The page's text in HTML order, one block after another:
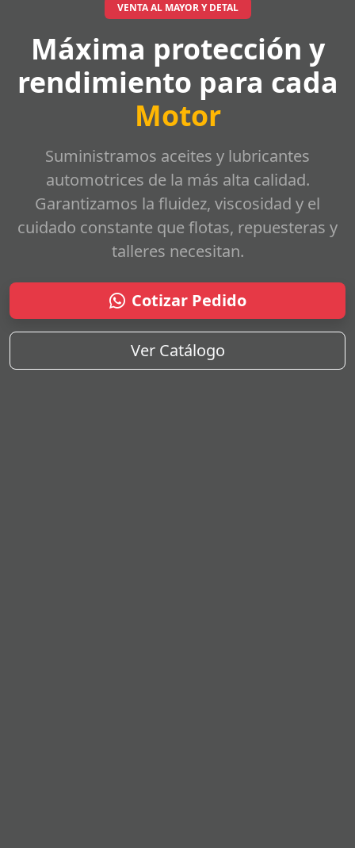
VENTA AL MAYOR Y DETAL
Máxima protección y
rendimiento para cada
Motor
Suministramos aceites y lubricantes
automotrices de la más alta calidad.
Garantizamos la fluidez, viscosidad y el
cuidado constante que flotas, repuesteras y
talleres necesitan.
Cotizar Pedido
Ver Catálogo